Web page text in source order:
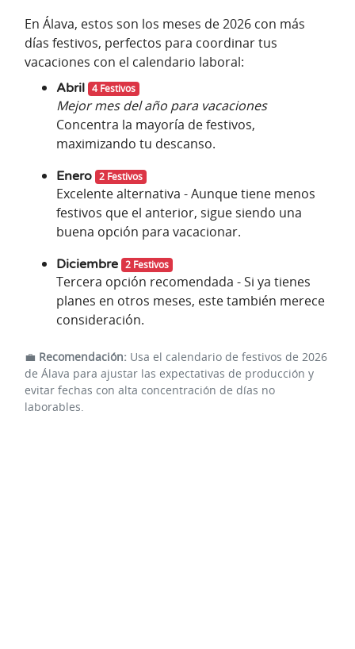
En Álava, estos son los meses de 2026 con más
días festivos, perfectos para coordinar tus
vacaciones con el calendario laboral:
Abril 4 Festivos
Mejor mes del año para vacaciones
Concentra la mayoría de festivos,
maximizando tu descanso.
Enero 2 Festivos
Excelente alternativa - Aunque tiene menos
festivos que el anterior, sigue siendo una
buena opción para vacacionar.
Diciembre 2 Festivos
Tercera opción recomendada - Si ya tienes
planes en otros meses, este también merece
consideración.
💼 Recomendación: Usa el calendario de festivos de 2026
de Álava para ajustar las expectativas de producción y
evitar fechas con alta concentración de días no
laborables.